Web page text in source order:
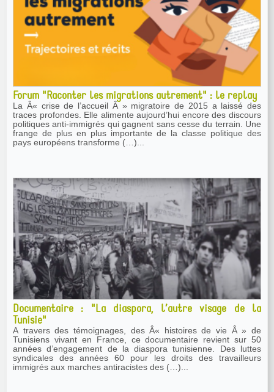
Forum "Raconter les migrations autrement" : le replay
La Â« crise de l’accueil Â » migratoire de 2015 a laissé des
traces profondes. Elle alimente aujourd’hui encore des discours
politiques anti-immigrés qui gagnent sans cesse du terrain. Une
frange de plus en plus importante de la classe politique des
pays européens transforme (…)...
Documentaire : "La diaspora, l’autre visage de la
Tunisie"
A travers des témoignages, des Â« histoires de vie Â » de
Tunisiens vivant en France, ce documentaire revient sur 50
années d’engagement de la diaspora tunisienne. Des luttes
syndicales des années 60 pour les droits des travailleurs
immigrés aux marches antiracistes des (…)...